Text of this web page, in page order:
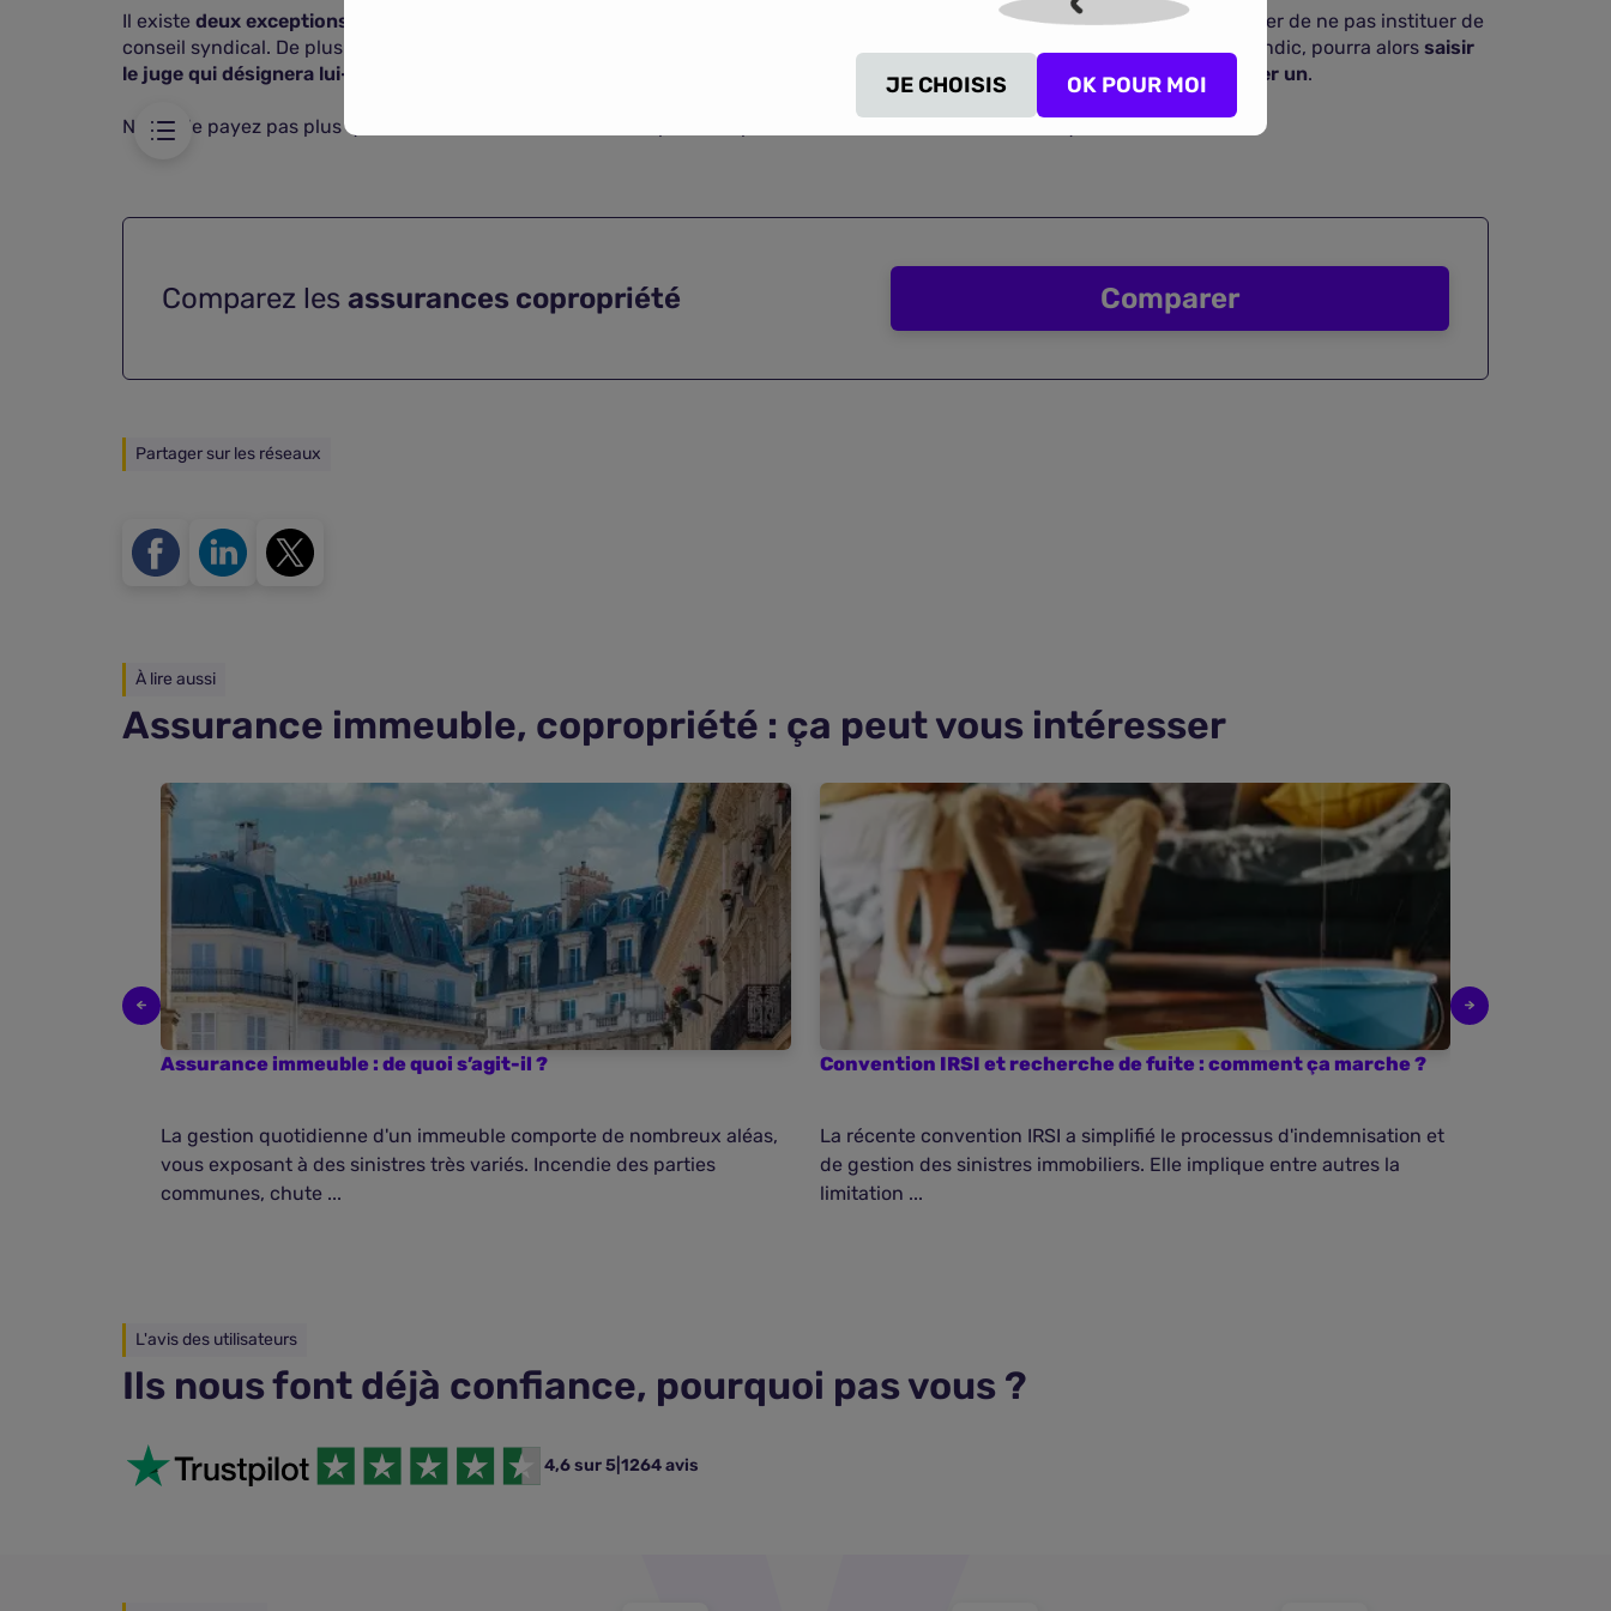
Il existe deux exceptions à l'application de ces règles après un vote à la double majorité
, décider de ne pas instituer de
conseil syndical. De plus en cas de défaut de majorité il faudra
en avertir tous les copropriétaires. Un de ces derniers, ou le syndic, pourra alors saisir
le juge qui désignera lui-même les membres du conseil
(avec leur accord) ou, à défaut, constatera l'impossibilité d'en instituer un.
Note : Ne payez pas plus que nécessaire ! Utilisez notre comparateur pour trouver l'
Comparez les assurances copropriété Comparer
Partager sur les réseaux
À lire aussi
Assurance immeuble, copropriété : ça peut vous intéresser
Assurance immeuble : de quoi s’agit-il ?
La gestion quotidienne d'un immeuble comporte de nombreux aléas,
vous exposant à des sinistres très variés. Incendie des parties
communes, chute ...
Convention IRSI et recherche de fuite : comment ça marche ?
La récente convention IRSI a simplifié le processus d'indemnisation et
de gestion des sinistres immobiliers. Elle implique entre autres la
limitation ...
L'avis des utilisateurs
Ils nous font déjà confiance, pourquoi pas vous ?
4,6 sur 5 1264 avis
JE CHOISIS OK POUR MOI